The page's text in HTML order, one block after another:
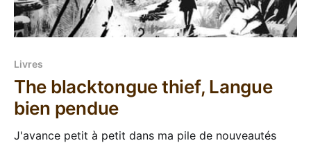
Livres
The blacktongue thief, Langue
bien pendue
J'avance petit à petit dans ma pile de nouveautés